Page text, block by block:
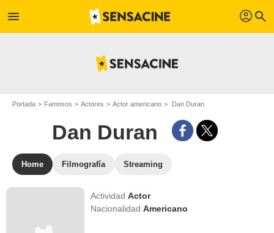
menu profil search
Portada Famosos Actores Actor americano Dan Duran
Dan Duran
Home Filmografía Streaming
ActividadActor
NacionalidadAmericano